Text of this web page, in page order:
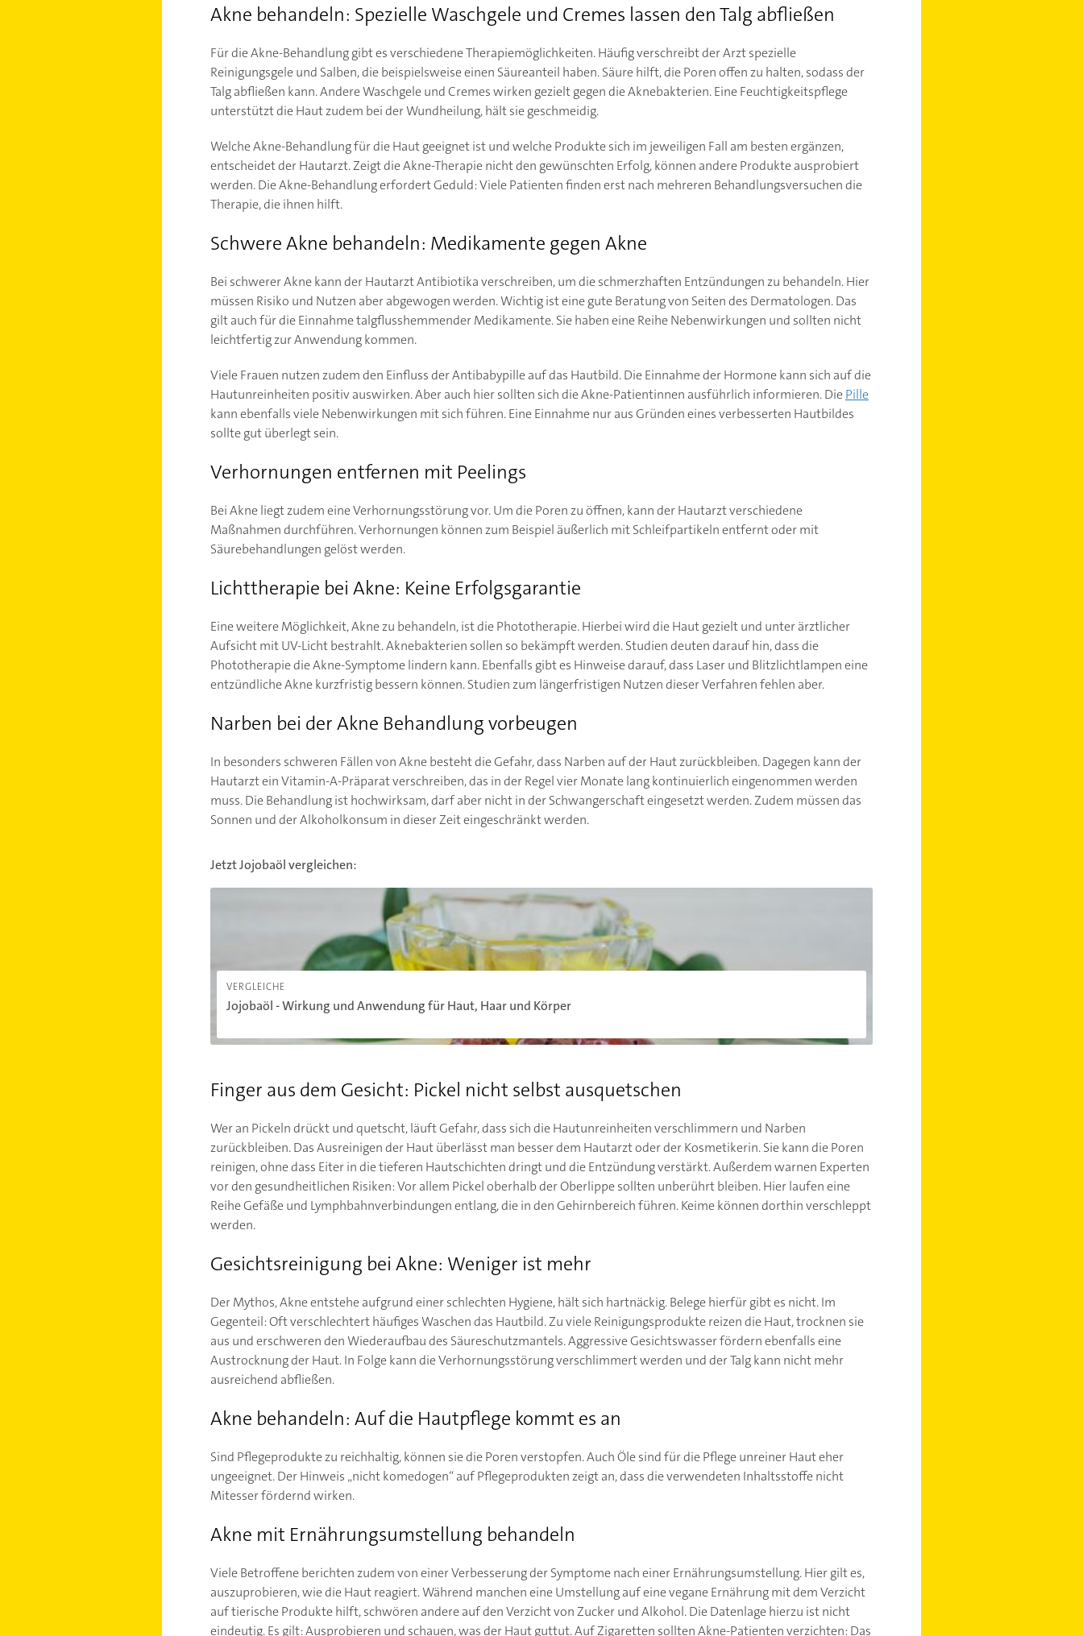
Akne behandeln: Spezielle Waschgele und Cremes lassen den Talg abfließen
Für die Akne-Behandlung gibt es verschiedene Therapiemöglichkeiten. Häufig verschreibt der Arzt spezielle
Reinigungsgele und Salben, die beispielsweise einen Säureanteil haben. Säure hilft, die Poren offen zu halten, sodass der
Talg abfließen kann. Andere Waschgele und Cremes wirken gezielt gegen die Aknebakterien. Eine Feuchtigkeitspflege
unterstützt die Haut zudem bei der Wundheilung, hält sie geschmeidig.
Welche Akne-Behandlung für die Haut geeignet ist und welche Produkte sich im jeweiligen Fall am besten ergänzen,
entscheidet der Hautarzt. Zeigt die Akne-Therapie nicht den gewünschten Erfolg, können andere Produkte ausprobiert
werden. Die Akne-Behandlung erfordert Geduld: Viele Patienten finden erst nach mehreren Behandlungsversuchen die
Therapie, die ihnen hilft.
Schwere Akne behandeln: Medikamente gegen Akne
Bei schwerer Akne kann der Hautarzt Antibiotika verschreiben, um die schmerzhaften Entzündungen zu behandeln. Hier
müssen Risiko und Nutzen aber abgewogen werden. Wichtig ist eine gute Beratung von Seiten des Dermatologen. Das
gilt auch für die Einnahme talgflusshemmender Medikamente. Sie haben eine Reihe Nebenwirkungen und sollten nicht
leichtfertig zur Anwendung kommen.
Viele Frauen nutzen zudem den Einfluss der Antibabypille auf das Hautbild. Die Einnahme der Hormone kann sich auf die
Hautunreinheiten positiv auswirken. Aber auch hier sollten sich die Akne-Patientinnen ausführlich informieren. DiePille
kann ebenfalls viele Nebenwirkungen mit sich führen. Eine Einnahme nur aus Gründen eines verbesserten Hautbildes
sollte gut überlegt sein.
Verhornungen entfernen mit Peelings
Bei Akne liegt zudem eine Verhornungsstörung vor. Um die Poren zu öffnen, kann der Hautarzt verschiedene
Maßnahmen durchführen. Verhornungen können zum Beispiel äußerlich mit Schleifpartikeln entfernt oder mit
Säurebehandlungen gelöst werden.
Lichttherapie bei Akne: Keine Erfolgsgarantie
Eine weitere Möglichkeit, Akne zu behandeln, ist die Phototherapie. Hierbei wird die Haut gezielt und unter ärztlicher
Aufsicht mit UV-Licht bestrahlt. Aknebakterien sollen so bekämpft werden. Studien deuten darauf hin, dass die
Phototherapie die Akne-Symptome lindern kann. Ebenfalls gibt es Hinweise darauf, dass Laser und Blitzlichtlampen eine
entzündliche Akne kurzfristig bessern können. Studien zum längerfristigen Nutzen dieser Verfahren fehlen aber.
Narben bei der Akne Behandlung vorbeugen
In besonders schweren Fällen von Akne besteht die Gefahr, dass Narben auf der Haut zurückbleiben. Dagegen kann der
Hautarzt ein Vitamin-A-Präparat verschreiben, das in der Regel vier Monate lang kontinuierlich eingenommen werden
muss. Die Behandlung ist hochwirksam, darf aber nicht in der Schwangerschaft eingesetzt werden. Zudem müssen das
Sonnen und der Alkoholkonsum in dieser Zeit eingeschränkt werden.
Jetzt Jojobaöl vergleichen:
VERGLEICHE
Jojobaöl - Wirkung und Anwendung für Haut, Haar und Körper
Jojobaöl - Wirkung und Anwendung für Haut, Haar und Körper
Finger aus dem Gesicht: Pickel nicht selbst ausquetschen
Wer an Pickeln drückt und quetscht, läuft Gefahr, dass sich die Hautunreinheiten verschlimmern und Narben
zurückbleiben. Das Ausreinigen der Haut überlässt man besser dem Hautarzt oder der Kosmetikerin. Sie kann die Poren
reinigen, ohne dass Eiter in die tieferen Hautschichten dringt und die Entzündung verstärkt. Außerdem warnen Experten
vor den gesundheitlichen Risiken: Vor allem Pickel oberhalb der Oberlippe sollten unberührt bleiben. Hier laufen eine
Reihe Gefäße und Lymphbahnverbindungen entlang, die in den Gehirnbereich führen. Keime können dorthin verschleppt
werden.
Gesichtsreinigung bei Akne: Weniger ist mehr
Der Mythos, Akne entstehe aufgrund einer schlechten Hygiene, hält sich hartnäckig. Belege hierfür gibt es nicht. Im
Gegenteil: Oft verschlechtert häufiges Waschen das Hautbild. Zu viele Reinigungsprodukte reizen die Haut, trocknen sie
aus und erschweren den Wiederaufbau des Säureschutzmantels. Aggressive Gesichtswasser fördern ebenfalls eine
Austrocknung der Haut. In Folge kann die Verhornungsstörung verschlimmert werden und der Talg kann nicht mehr
ausreichend abfließen.
Akne behandeln: Auf die Hautpflege kommt es an
Sind Pflegeprodukte zu reichhaltig, können sie die Poren verstopfen. Auch Öle sind für die Pflege unreiner Haut eher
ungeeignet. Der Hinweis „nicht komedogen“ auf Pflegeprodukten zeigt an, dass die verwendeten Inhaltsstoffe nicht
Mitesser fördernd wirken.
Akne mit Ernährungsumstellung behandeln
Viele Betroffene berichten zudem von einer Verbesserung der Symptome nach einer Ernährungsumstellung. Hier gilt es,
auszuprobieren, wie die Haut reagiert. Während manchen eine Umstellung auf eine vegane Ernährung mit dem Verzicht
auf tierische Produkte hilft, schwören andere auf den Verzicht von Zucker und Alkohol. Die Datenlage hierzu ist nicht
eindeutig. Es gilt: Ausprobieren und schauen, was der Haut guttut. Auf Zigaretten sollten Akne-Patienten verzichten: Das